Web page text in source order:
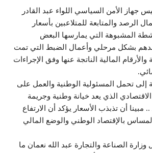
جهاز الأمن السياسي اللواء عبد القادر
الرصد والمتابعة للمتلاعبين بأسعار
المشبوهة التي يمارسها البعض
ضدهم بشكل مرحلي وأعمال الضبط التي تمت
المالية الناتجة عنها وفق الإجراءات
إلى تحمل المسئولية الوطنية والعمل على
الذي يعد خيانة وطنية وجريمة
مبينا أن تذبذب الأسعار يؤكد أن الارتفاع
بالإقتصاد الوطني والوضع المالي
الصناعة والتجارة عبد الله نعمان ما